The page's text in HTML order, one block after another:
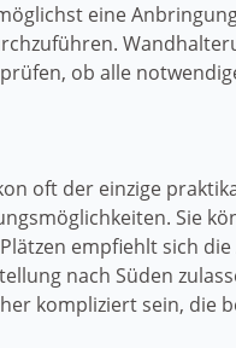
eine
ob alle
oft der einzige
Sie
empfiehlt sich
nach Süden
kompliziert sein, die